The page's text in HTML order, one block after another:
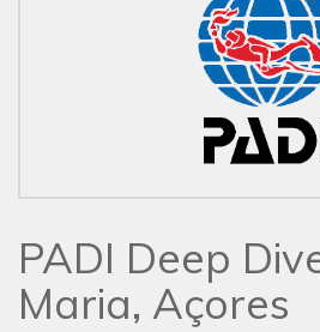
PADI Deep
Maria, Açores